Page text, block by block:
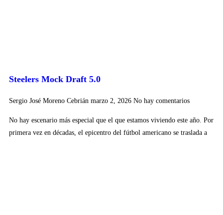
Steelers Mock Draft 5.0
Sergio José Moreno Cebrián marzo 2, 2026 No hay comentarios
No hay escenario más especial que el que estamos viviendo este año. Por
primera vez en décadas, el epicentro del fútbol americano se traslada a